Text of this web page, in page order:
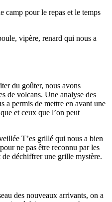
camp pour le repas et le temps
vipère, renard qui nous a
du goûter, nous avons
de volcans. Une analyse des
a permis de mettre en avant une
et ceux que l’on peut
T’es grillé qui nous a bien
ne pas être reconnu par les
de déchiffrer une grille mystère.
des nouveaux arrivants, on a